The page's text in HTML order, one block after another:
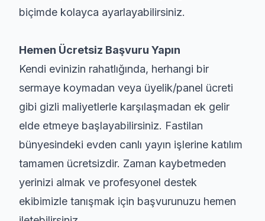
biçimde kolayca ayarlayabilirsiniz.
Hemen Ücretsiz Başvuru Yapın
Kendi evinizin rahatlığında, herhangi bir
sermaye koymadan veya üyelik/panel ücreti
gibi gizli maliyetlerle karşılaşmadan ek gelir
elde etmeye başlayabilirsiniz. Fastilan
bünyesindeki evden canlı yayın işlerine katılım
tamamen ücretsizdir. Zaman kaybetmeden
yerinizi almak ve profesyonel destek
ekibimizle tanışmak için başvurunuzu hemen